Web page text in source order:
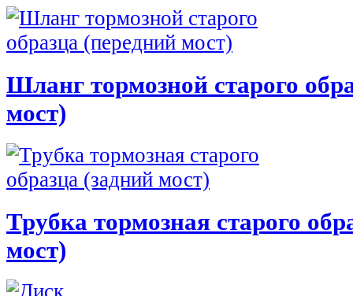
Шланг тормозной старого
мост)
Трубка тормозная старого
мост)